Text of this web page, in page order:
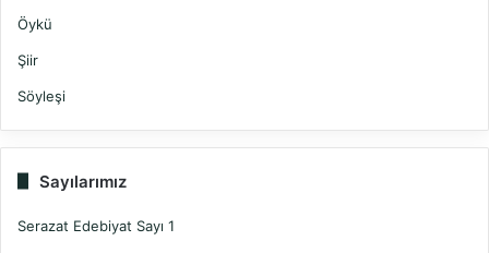
Öykü
Şiir
Söyleşi
Sayılarımız
Serazat Edebiyat Sayı 1